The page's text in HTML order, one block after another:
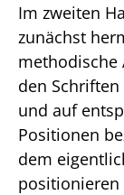
Im zweiten
zunächst
methodische
den
und auf
Positionen
dem
positionieren